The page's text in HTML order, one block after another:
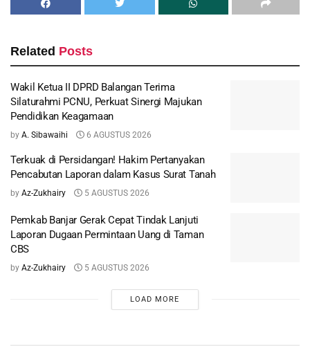
Related Posts
Wakil Ketua II DPRD Balangan Terima
Silaturahmi PCNU, Perkuat Sinergi Majukan
Pendidikan Keagamaan
by A. Sibawaihi 6 AGUSTUS 2026
Terkuak di Persidangan! Hakim Pertanyakan
Pencabutan Laporan dalam Kasus Surat Tanah
by Az-Zukhairy 5 AGUSTUS 2026
Pemkab Banjar Gerak Cepat Tindak Lanjuti
Laporan Dugaan Permintaan Uang di Taman
CBS
by Az-Zukhairy 5 AGUSTUS 2026
LOAD MORE